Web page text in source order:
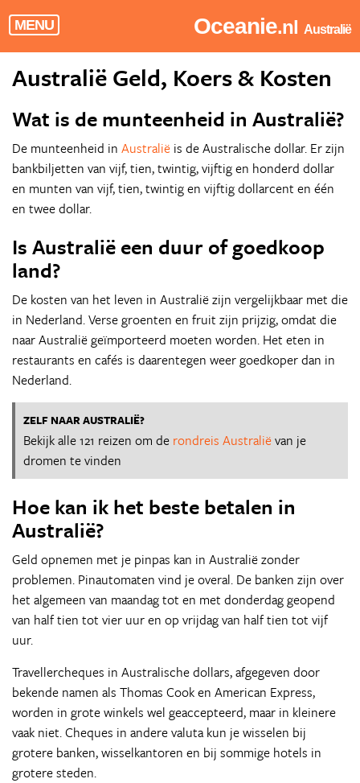
MENU Oceanie.nl Australië
Australië Geld, Koers & Kosten
Wat is de munteenheid in Australië?
De munteenheid in Australië is de Australische dollar. Er zijn
bankbiljetten van vijf, tien, twintig, vijftig en honderd dollar
en munten van vijf, tien, twintig en vijftig dollarcent en één
en twee dollar.
Is Australië een duur of goedkoop
land?
De kosten van het leven in Australië zijn vergelijkbaar met die
in Nederland. Verse groenten en fruit zijn prijzig, omdat die
naar Australië geïmporteerd moeten worden. Het eten in
restaurants en cafés is daarentegen weer goedkoper dan in
Nederland.
ZELF NAAR AUSTRALIË?
Bekijk alle 121 reizen om de rondreis Australiëvan je
dromen te vinden
Hoe kan ik het beste betalen in
Australië?
Geld opnemen met je pinpas kan in Australië zonder
problemen. Pinautomaten vind je overal. De banken zijn over
het algemeen van maandag tot en met donderdag geopend
van half tien tot vier uur en op vrijdag van half tien tot vijf
uur.
Travellercheques in Australische dollars, afgegeven door
bekende namen als Thomas Cook en American Express,
worden in grote winkels wel geaccepteerd, maar in kleinere
vaak niet. Cheques in andere valuta kun je wisselen bij
grotere banken, wisselkantoren en bij sommige hotels in
grotere steden.